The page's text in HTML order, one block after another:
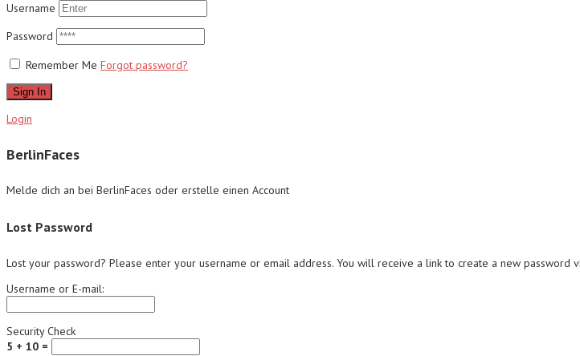
Username
Password
Remember Me Forgot password?
Sign In
Login
BerlinFaces
Melde dich an bei BerlinFaces oder erstelle einen Account
Lost Password
Lost your password? Please enter your username or email address. You will receive a link to create a new password
Username or E-mail:
Security Check
5 + 10 =